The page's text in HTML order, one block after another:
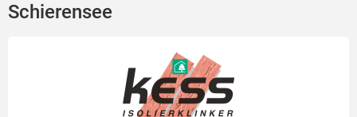
Schierensee